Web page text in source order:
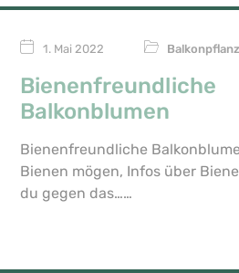
1. Mai 2022
Bienenfreundliche
Balkonblumen
Bienenfreundliche
Bienen mögen, Infos über
du gegen das…